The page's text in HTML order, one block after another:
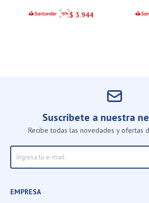
$ 3.944
Suscríbete a nuestra
Recibe todas las novedades y ofertas
EMPRESA